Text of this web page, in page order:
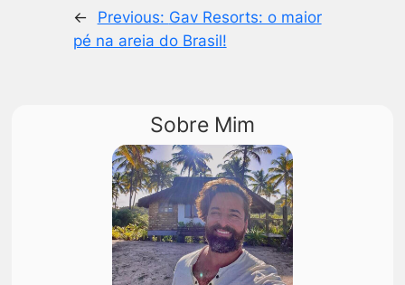
← Previous: Gav Resorts: o maior
pé na areia do Brasil!
Sobre Mim